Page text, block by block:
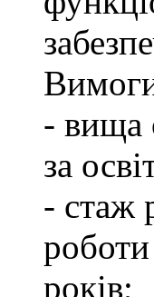
- вища
за
- стаж
років;